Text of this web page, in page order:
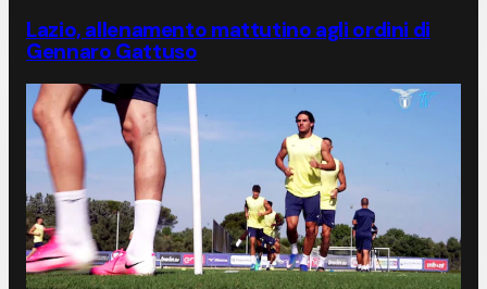
Lazio, allenamento mattutino agli ordini di
Gennaro Gattuso